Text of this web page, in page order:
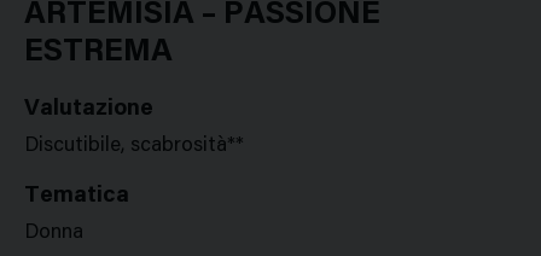
ARTEMISIA – PASSIONE
ESTREMA
Valutazione
Discutibile, scabrosità**
Tematica
Donna